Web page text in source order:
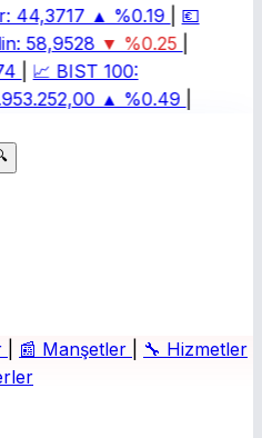
44,3717 ▲ %0.19
💶
58,9528 ▼ %0.25
📈 BIST 100:
▲ %0.49
📰 Manşetler 🔧 Hizmetler